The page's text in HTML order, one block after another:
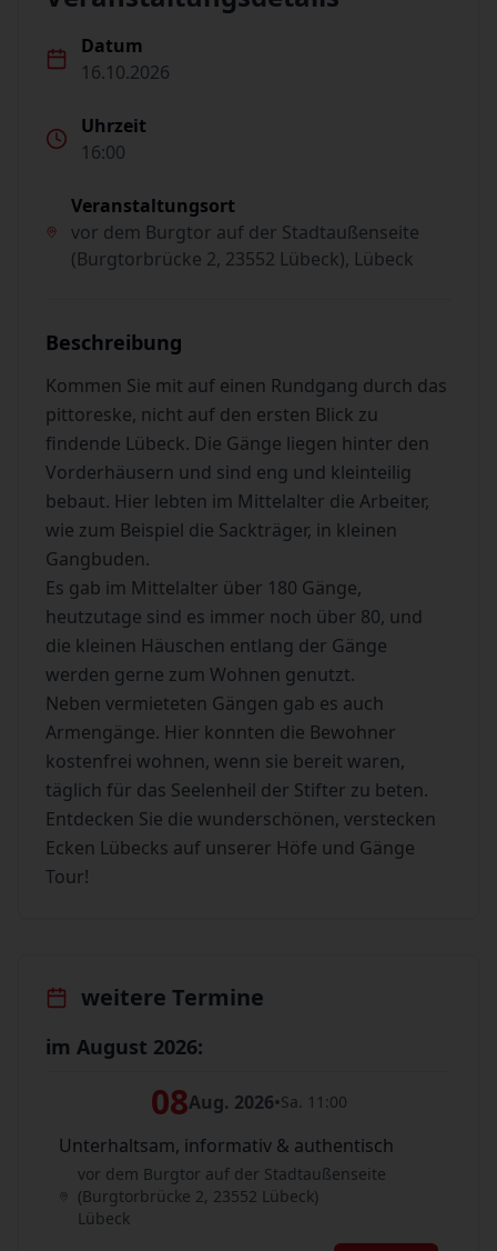
Datum
16.10.2026
Uhrzeit
16:00
Veranstaltungsort
vor dem Burgtor auf der Stadtaußenseite
(Burgtorbrücke 2, 23552 Lübeck), Lübeck
Beschreibung
Kommen Sie mit auf einen Rundgang durch das
pittoreske, nicht auf den ersten Blick zu
findende Lübeck. Die Gänge liegen hinter den
Vorderhäusern und sind eng und kleinteilig
bebaut. Hier lebten im Mittelalter die Arbeiter,
wie zum Beispiel die Sackträger, in kleinen
Gangbuden.
Es gab im Mittelalter über 180 Gänge,
heutzutage sind es immer noch über 80, und
die kleinen Häuschen entlang der Gänge
werden gerne zum Wohnen genutzt.
Neben vermieteten Gängen gab es auch
Armengänge. Hier konnten die Bewohner
kostenfrei wohnen, wenn sie bereit waren,
täglich für das Seelenheil der Stifter zu beten.
Entdecken Sie die wunderschönen, verstecken
Ecken Lübecks auf unserer Höfe und Gänge
Tour!
weitere Termine
im August 2026:
08Aug. 2026•Sa. 11:00
Unterhaltsam, informativ & authentisch
vor dem Burgtor auf der Stadtaußenseite
(Burgtorbrücke 2, 23552 Lübeck)
Lübeck